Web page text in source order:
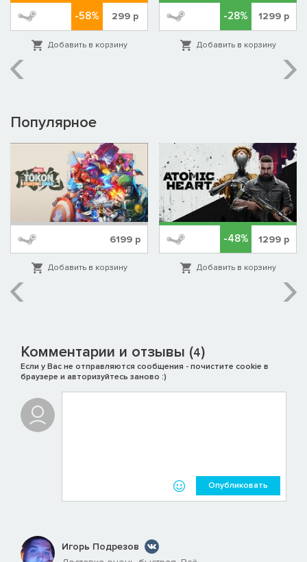
-58% 299 р
Добавить в корзину
-28% 1299 р
Добавить в корзину
Популярное
6199 р
Добавить в корзину
-48% 1299 р
Добавить в корзину
Комментарии и отзывы (4)
Если у Вас не отправляются сообщения - почистите cookie в
браузере и авторизуйтесь заново :)
Опубликовать
Игорь Подрезов